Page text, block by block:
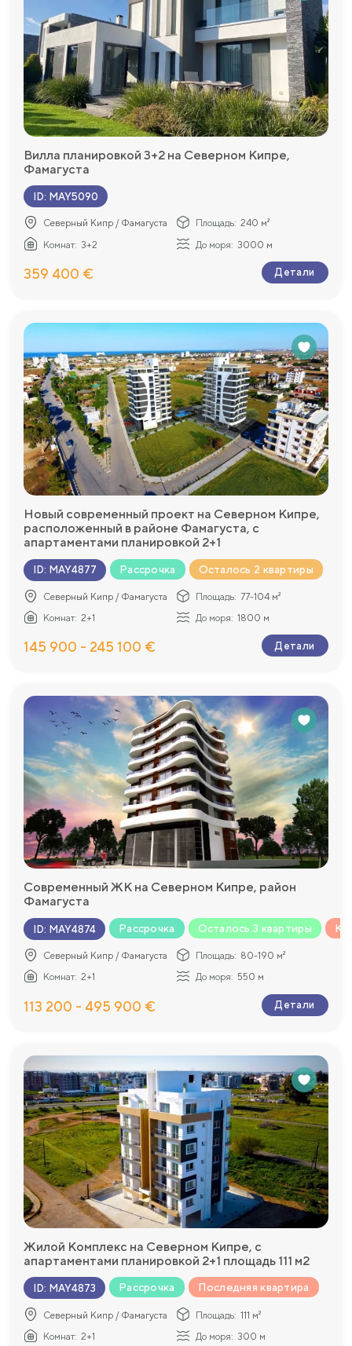
Вилла планировкой 3+2 на Северном Кипре,
Фамагуста
ID: MAY5090
Северный Кипр / Фамагуста Площадь: 240 м²
Комнат: 3+2 До моря: 3000 м
359 400 € Детали
Новый современный проект на Северном Кипре,
расположенный в районе Фамагуста, с
апартаментами планировкой 2+1
ID: MAY4877 Рассрочка Осталось 2 квартиры
Северный Кипр / Фамагуста Площадь: 77-104 м²
Комнат: 2+1 До моря: 1800 м
145 900 - 245 100 € Детали
Современный ЖК на Северном Кипре, район
Фамагуста
ID: MAY4874 Рассрочка Осталось 3 квартиры
Северный Кипр / Фамагуста Площадь: 80-190 м²
Комнат: 2+1 До моря: 550 м
113 200 - 495 900 € Детали
Жилой Комплекс на Северном Кипре, с
апартаментами планировкой 2+1 площадь 111 м2
ID: MAY4873 Рассрочка Последняя квартира
Северный Кипр / Фамагуста Площадь: 111 м²
Комнат: 2+1 До моря: 300 м